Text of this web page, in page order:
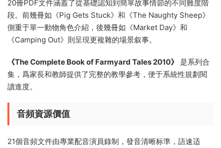
20冊PDF文件涵蓋了從基礎認知到簡單故事情節的不同難度階
段。前幾冊如《Pig Gets Stuck》和《The Naughty Sheep》
側重于單一動物角色介紹，後幾冊如《Market Day》和
《Camping Out》則呈現更複雜的場景叙事。
《The Complete Book of Farmyard Tales 2010》
是系列合
集，爲家長和教師提供了完整的教學參考，便于系統性規劃閱
讀進度。
音頻資源價值
21個音頻文件由專業配音演員錄制，發音清晰标準，語速适